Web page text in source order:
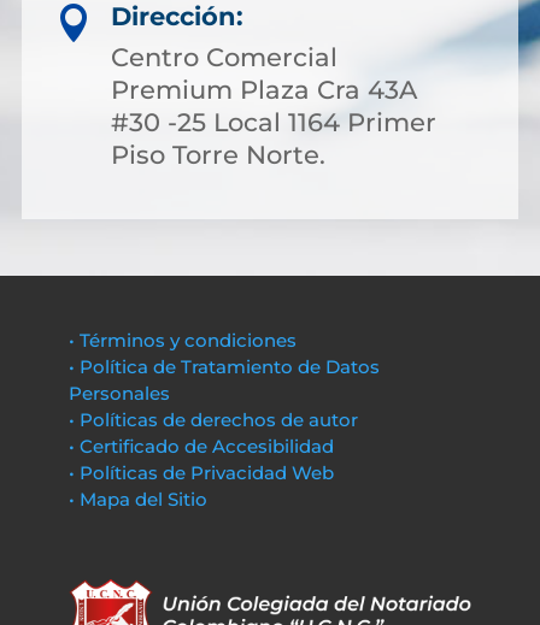

Dirección:
Centro Comercial
Premium Plaza Cra 43A
#30 -25 Local 1164 Primer
Piso Torre Norte.
• Términos y condiciones
• Política de Tratamiento de Datos
Personales
• Políticas de derechos de autor
• Certificado de Accesibilidad
• Políticas de Privacidad Web
• Mapa del Sitio